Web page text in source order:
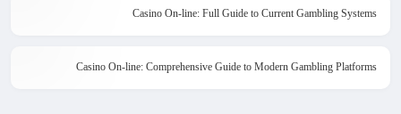
Casino On-line: Full Guide to Current Gambling Systems
Casino On-line: Comprehensive Guide to Modern Gambling Platforms